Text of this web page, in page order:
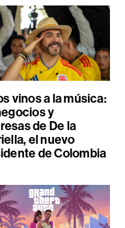
vinos a la música:
y
de De la
el nuevo
de Colombia